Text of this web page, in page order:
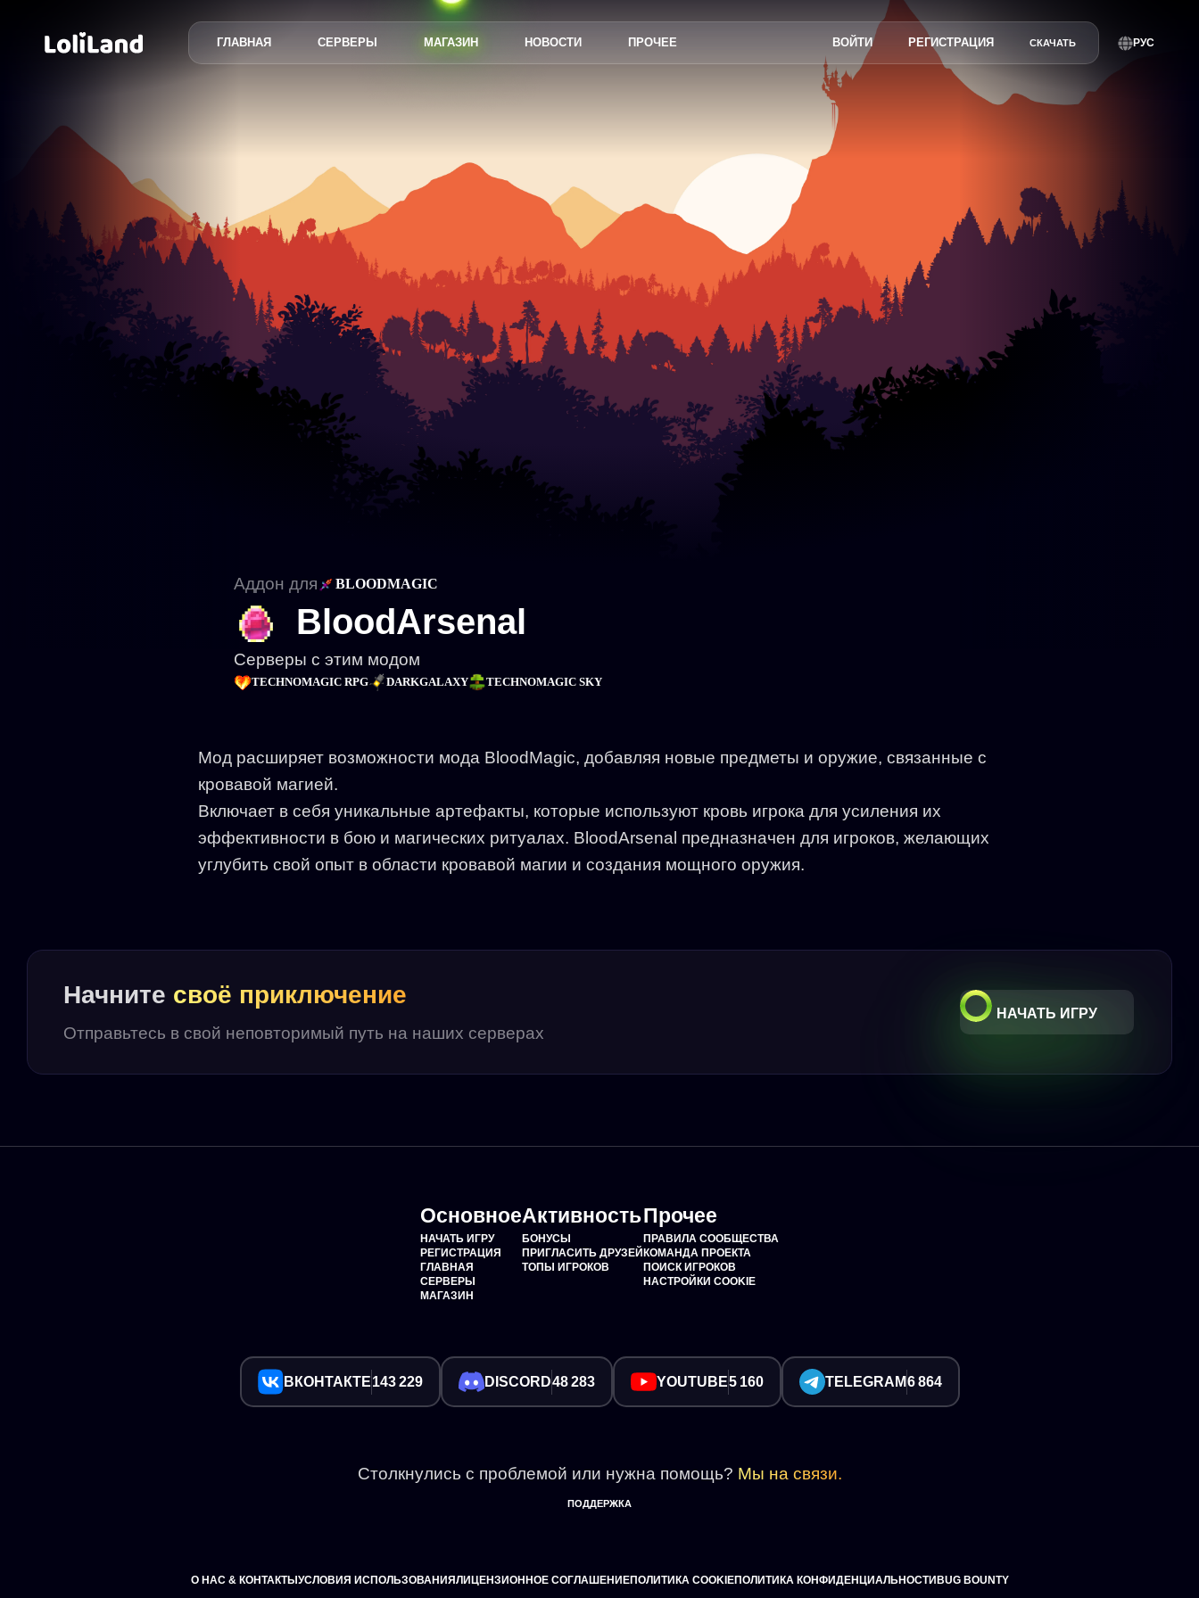
ГЛАВНАЯ СЕРВЕРЫ МАГАЗИН НОВОСТИ ПРОЧЕЕ ВОЙТИ РЕГИСТРАЦИЯ СКАЧАТЬ РУС
Аддон для BLOODMAGIC
BloodArsenal
Серверы с этим модом
TECHNOMAGIC RPG DARKGALAXY TECHNOMAGIC SKY
Мод расширяет возможности мода BloodMagic, добавляя новые предметы и оружие, связанные с
кровавой магией.
Включает в себя уникальные артефакты, которые используют кровь игрока для усиления их
эффективности в бою и магических ритуалах. BloodArsenal предназначен для игроков, желающих
углубить свой опыт в области кровавой магии и создания мощного оружия.
Начните своё приключение
Отправьтесь в свой неповторимый путь на наших серверах
НАЧАТЬ ИГРУ
Основное
НАЧАТЬ ИГРУ
РЕГИСТРАЦИЯ
ГЛАВНАЯ
СЕРВЕРЫ
МАГАЗИН
Активность
БОНУСЫ
ПРИГЛАСИТЬ ДРУЗЕЙ
ТОПЫ ИГРОКОВ
Прочее
ПРАВИЛА СООБЩЕСТВА
КОМАНДА ПРОЕКТА
ПОИСК ИГРОКОВ
НАСТРОЙКИ COOKIE
ВКОНТАКТЕ143 229 DISCORD48 283 YOUTUBE5 160 TELEGRAM6 864
Столкнулись с проблемой или нужна помощь? Мы на связи.
ПОДДЕРЖКА
О НАС & КОНТАКТЫ УСЛОВИЯ ИСПОЛЬЗОВАНИЯ ЛИЦЕНЗИОННОЕ СОГЛАШЕНИЕПОЛИТИКА COOKIEПОЛИТИКА КОНФИДЕНЦИАЛЬНОСТИ BUG BOUNTY